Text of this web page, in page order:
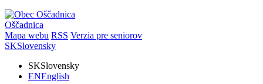
Oščadnica
Mapa webu RSS Verzia pre seniorov
SKSlovensky
SKSlovensky
ENEnglish